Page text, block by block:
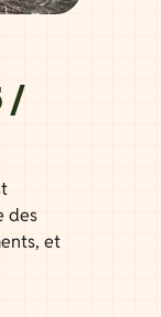
/
des
et